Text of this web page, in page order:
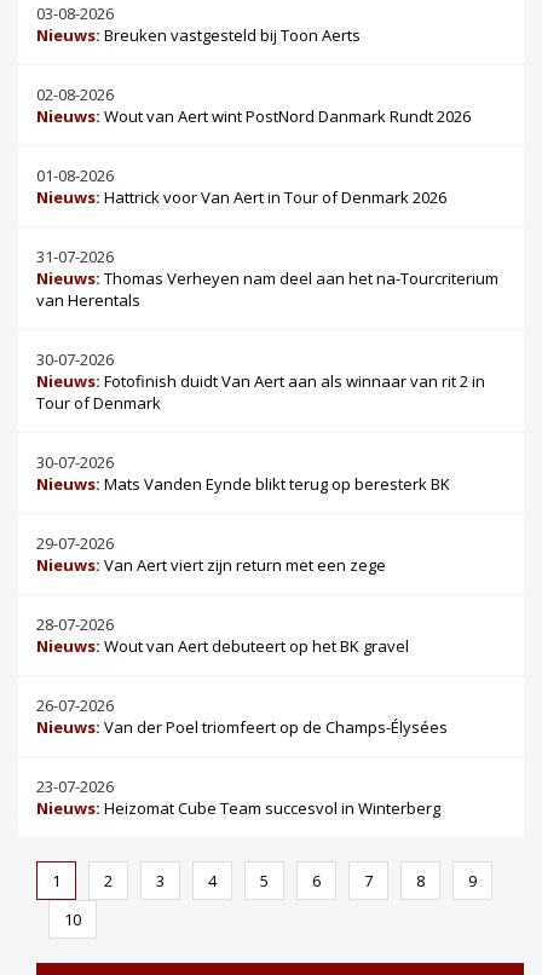
03-08-2026
Nieuws: Breuken vastgesteld bij Toon Aerts
02-08-2026
Nieuws: Wout van Aert wint PostNord Danmark Rundt 2026
01-08-2026
Nieuws: Hattrick voor Van Aert in Tour of Denmark 2026
31-07-2026
Nieuws: Thomas Verheyen nam deel aan het na-Tourcriterium
van Herentals
30-07-2026
Nieuws: Fotofinish duidt Van Aert aan als winnaar van rit 2 in
Tour of Denmark
30-07-2026
Nieuws: Mats Vanden Eynde blikt terug op beresterk BK
29-07-2026
Nieuws: Van Aert viert zijn return met een zege
28-07-2026
Nieuws: Wout van Aert debuteert op het BK gravel
26-07-2026
Nieuws: Van der Poel triomfeert op de Champs-Élysées
23-07-2026
Nieuws: Heizomat Cube Team succesvol in Winterberg
1 2 3 4 5 6 7 8
9
10